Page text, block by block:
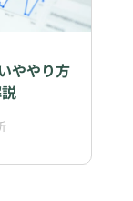
ややり方